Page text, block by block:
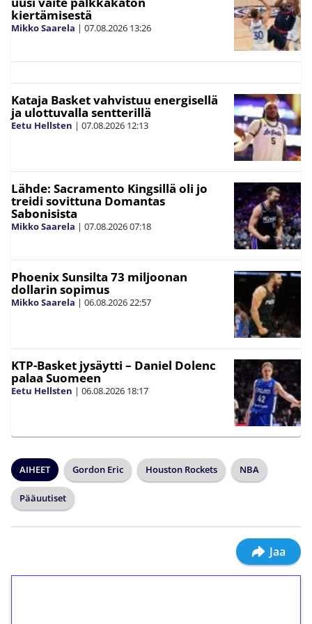
kiertämisestä
Mikko Saarela | 07.08.2026 13:26
Kataja Basket vahvistuu energisellä
ja ulottuvalla sentterillä
Eetu Hellsten | 07.08.2026 12:13
Lähde: Sacramento Kingsillä oli jo
treidi sovittuna Domantas
Sabonisista
Mikko Saarela | 07.08.202607:18
Phoenix Sunsilta 73 miljoonan
dollarin sopimus
Mikko Saarela | 06.08.202622:57
KTP-Basket jysäytti – Daniel Dolenc
palaa Suomeen
Eetu Hellsten | 06.08.2026 18:17
AIHEET Gordon Eric Houston Rockets NBA
Pääuutiset
Jaa